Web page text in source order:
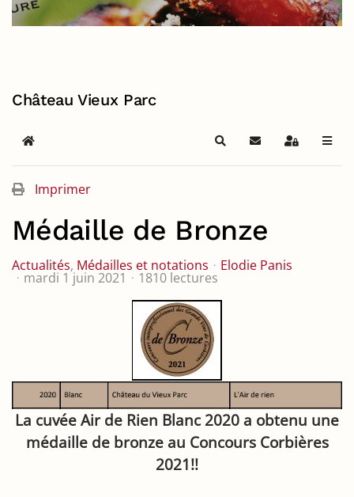
Château Vieux Parc
Home SearchS'abonner au blog
Sign In
Imprimer
Médaille de Bronze
Actualités Médailles et notations Elodie Panis
mardi 1 juin 2021 1810 lectures
La cuvée Air de Rien Blanc 2020 a obtenu une
médaille de bronze au Concours Corbières
2021!!